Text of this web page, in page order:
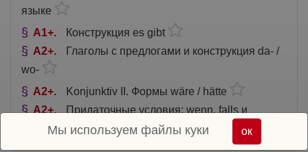
языке
A1+
Конструкция es gibt
A2+
Глаголы с предлогами и конструкция da- /
wo-
A2+
Konjunktiv II. Формы wäre / hätte
A2+
Придаточные условия: wenn, falls и
другие. A2+
Мы используем файлы куки ок